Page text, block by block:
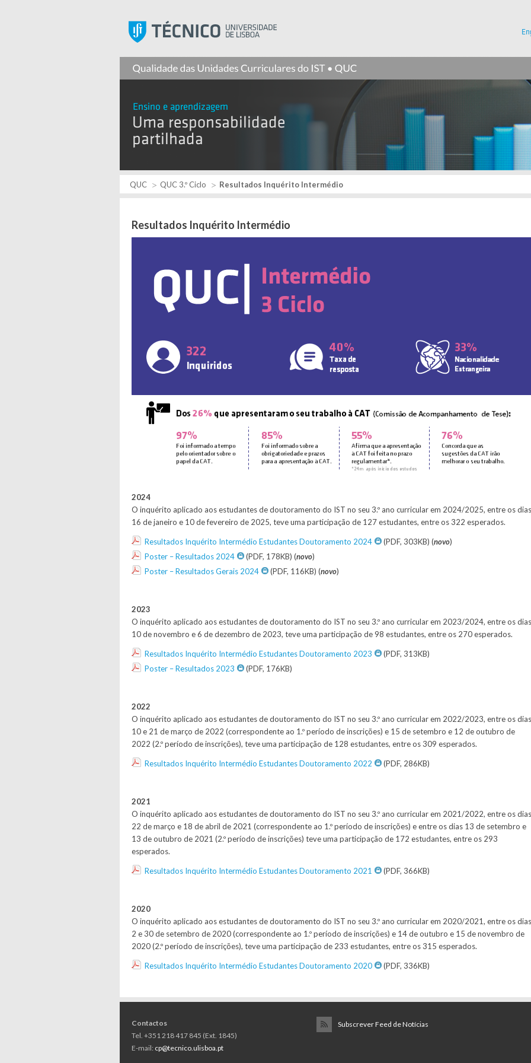
QUC QUC 3.º Ciclo Resultados Inquérito Intermédio
Resultados Inquérito Intermédio
2024
O inquérito aplicado aos estudantes de doutoramento do IST no seu 3.º ano curricular em 2024/2025, entre os dias
16 de janeiro e 10 de fevereiro de 2025, teve uma participação de 127 estudantes, entre os 322 esperados.
Resultados Inquérito Intermédio Estudantes Doutoramento 2024 (PDF, 303KB) (novo)
Poster – Resultados 2024
(PDF, 178KB) (novo)
Poster – Resultados Gerais 2024
(PDF, 116KB) (novo)
2023
O inquérito aplicado aos estudantes de doutoramento do IST no seu 3.º ano curricular em 2023/2024, entre os dias
10 de novembro e 6 de dezembro de 2023, teve uma participação de 98 estudantes, entre os 270 esperados.
Resultados Inquérito Intermédio Estudantes Doutoramento 2023
(PDF, 313KB)
Poster – Resultados 2023
(PDF, 176KB)
2022
O inquérito aplicado aos estudantes de doutoramento do IST no seu 3.º ano curricular em 2022/2023, entre os dias
10 e 21 de março de 2022 (correspondente ao 1.º período de inscrições) e 15 de setembro e 12 de outubro de
2022 (2.º período de inscrições), teve uma participação de 128 estudantes, entre os 309 esperados.
Resultados Inquérito Intermédio Estudantes Doutoramento 2022 (PDF, 286KB)
2021
O inquérito aplicado aos estudantes de doutoramento do IST no seu 3.º ano curricular em 2021/2022, entre os dias
22 de março e 18 de abril de 2021 (correspondente ao 1.º período de inscrições) e entre os dias 13 de setembro e
13 de outubro de 2021 (2.º período de inscrições) teve uma participação de 172 estudantes, entre os 293
esperados.
Resultados Inquérito Intermédio Estudantes Doutoramento 2021 (PDF, 366KB)
2020
O inquérito aplicado aos estudantes de doutoramento do IST no seu 3.º ano curricular em 2020/2021, entre os dias
2 e 30 de setembro de 2020 (correspondente ao 1.º período de inscrições) e 14 de outubro e 15 de novembro de
2020 (2.º período de inscrições), teve uma participação de 233 estudantes, entre os 315 esperados.
Resultados Inquérito Intermédio Estudantes Doutoramento 2020 (PDF, 336KB)
Contactos
Tel. +351 218 417 845 (Ext. 1845)
E-mail: cp@tecnico.ulisboa.pt
Subscrever Feed de Notícias